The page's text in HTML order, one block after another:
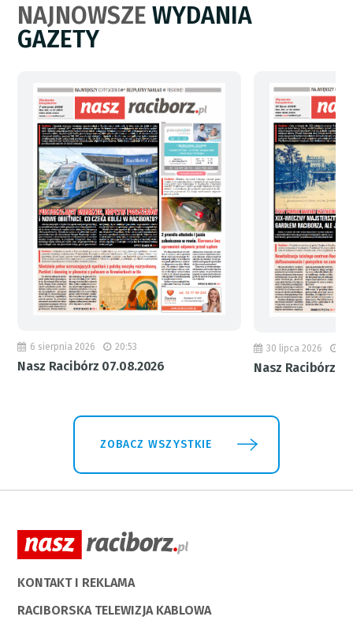
NAJNOWSZEWYDANIA
GAZETY
6 sierpnia 2026 20:53
Nasz Racibórz 07.08.2026
30 lipca 2026
Nasz Racibórz
ZOBACZ WSZYSTKIE
KONTAKT I REKLAMA
RACIBORSKA TELEWIZJA KABLOWA